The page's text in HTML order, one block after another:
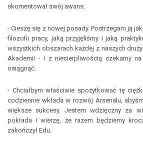
skomentował swój awans:
- Cieszę się z nowej posady. Postrzegam ją
filozofii pracy, jaką przyjęliśmy i jaką
wszystkich obszarach każdej z naszych
Akademii - i z niecierpliwością czekamy
osiągnąć.
- Chciałbym właściwie spożytkować tę
codziennie wkłada w rozwój Arsenalu,
większe sukcesy. Jestem wdzięczny za
pokłada i wierzę, że razem będziemy
zakończył Edu.